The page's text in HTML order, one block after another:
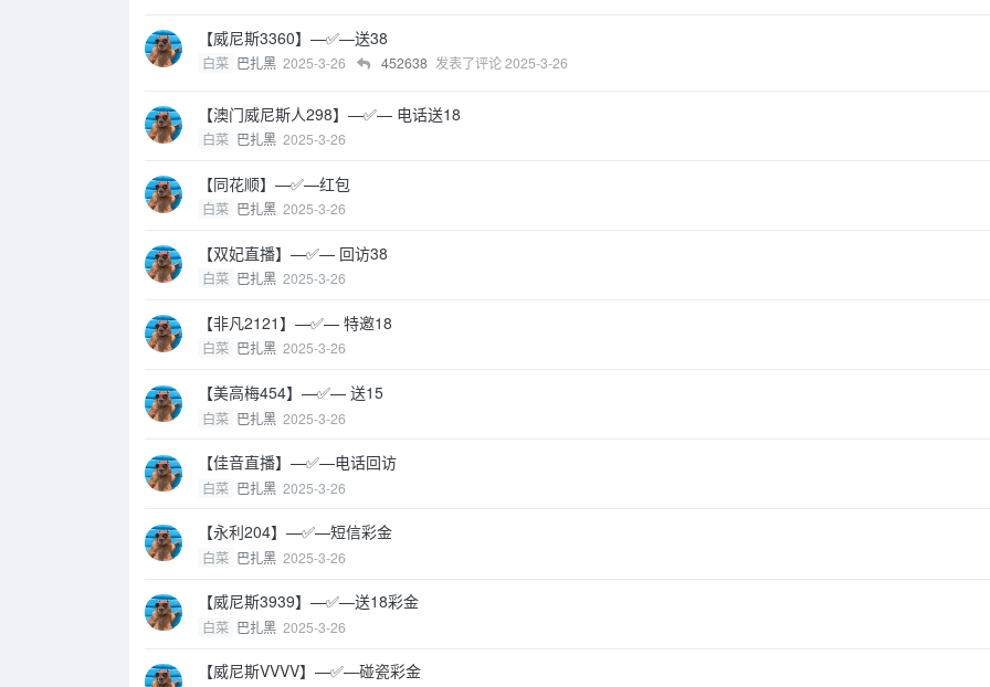
【威尼斯3360】—✅—送38
白菜 巴扎黑 2025-3-26 452638 发表了评论2025-3-26
【澳门威尼斯人298】—✅— 电话送18
白菜 巴扎黑 2025-3-26
【同花顺】—✅—红包
白菜 巴扎黑 2025-3-26
【双妃直播】—✅— 回访38
白菜 巴扎黑 2025-3-26
【非凡2121】—✅— 特邀18
白菜 巴扎黑 2025-3-26
【美高梅454】—✅— 送15
白菜 巴扎黑 2025-3-26
【佳音直播】—✅—电话回访
白菜 巴扎黑 2025-3-26
【永利204】—✅—短信彩金
白菜 巴扎黑 2025-3-26
【威尼斯3939】—✅—送18彩金
白菜 巴扎黑 2025-3-26
【威尼斯VVVV】—✅—碰瓷彩金